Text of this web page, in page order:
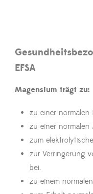
EFSA
Magensium trägt zu:
zu einer normalen
zu einer
zum
zur Verringerung
bei.
zu einem